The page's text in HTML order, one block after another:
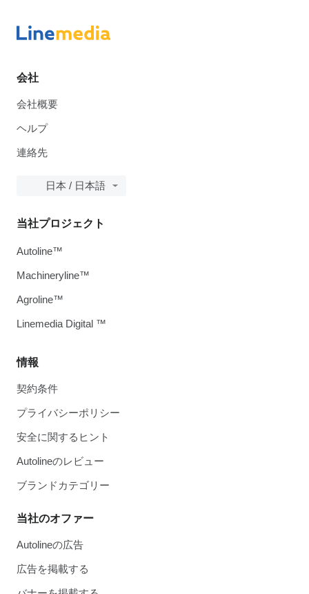
会社
会社概要
ヘルプ
連絡先
日本 / 日本語
情報
契約条件
プライバシーポリシー
安全に関するヒント
Autolineのレビュー
ブランドカテゴリー
当社のオファー
Autolineの広告
広告を掲載する
当社プロジェクト
Autoline™
Machineryline™
Agroline™
Linemedia Digital ™